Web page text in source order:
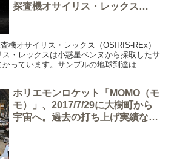
探査機オサイリス・レックス
機オサイリス・レックス（OSIRIS-REx）
・レックスは小惑星ベンヌから採取したサ
っています。サンプルの地球到達は
ホリエモンロケット「MOMO（モ
モ）」、2017/7/29に大樹町から
宇宙へ。過去の打ち上げ実績など